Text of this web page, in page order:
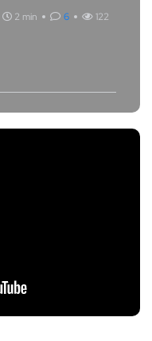
2 min 6 122